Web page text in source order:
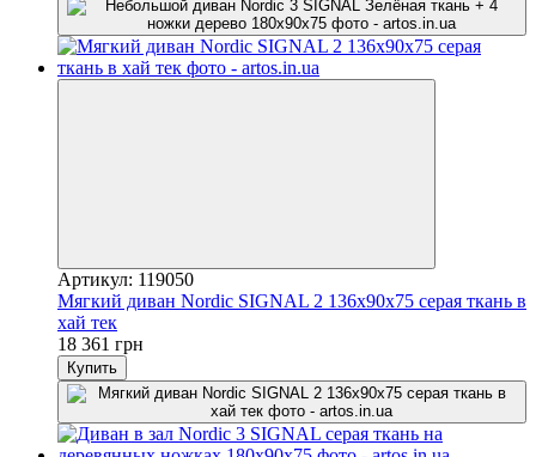
Артикул: 119050
Мягкий диван Nordic SIGNAL 2 136x90x75 серая ткань в
хай тек
18 361 грн
Купить